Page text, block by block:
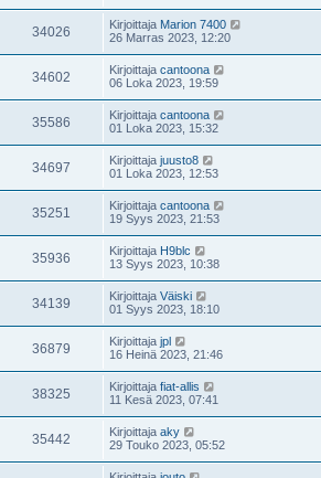
34026 Kirjoittaja Marion 7400
26 Marras 2023, 12:20
34602 Kirjoittaja cantoona
06 Loka 2023, 19:59
35586 Kirjoittaja cantoona
01 Loka 2023, 15:32
34697 Kirjoittaja juusto8
01 Loka 2023, 12:53
35251 Kirjoittaja cantoona
19 Syys 2023, 21:53
35936 Kirjoittaja H9blc
13 Syys 2023, 10:38
34139 Kirjoittaja Väiski
01 Syys 2023, 18:10
36879 Kirjoittaja jpl
16 Heinä 2023, 21:46
38325 Kirjoittaja fiat-allis
11 Kesä 2023, 07:41
35442 Kirjoittaja aky
29 Touko 2023, 05:52